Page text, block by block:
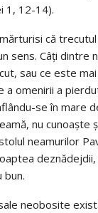
1, 12-14).
că
sens. Câți dintre
sau ce este
a omenirii a
se în mare
nu cunoaște
neamurilor
deznădejdii,
bun.
neobosite